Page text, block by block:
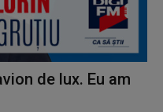
de lux. Eu am